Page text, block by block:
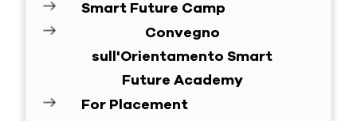
Smart Future Camp
Convegno
sull'Orientamento Smart
Future Academy
For Placement